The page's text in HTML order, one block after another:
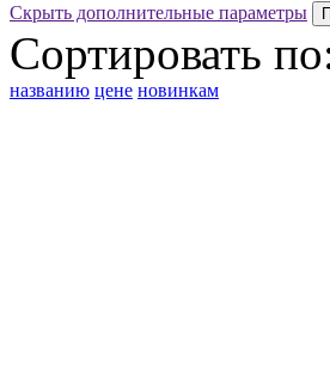
Скрыть дополнительные параметры
Сортировать
названию цене новинкам